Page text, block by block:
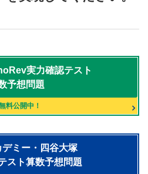
実力確認テスト
予想問題
料公開中！
ミー・四谷大塚
スト算数予想問題